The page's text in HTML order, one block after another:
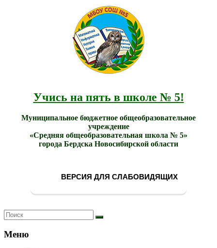
Учись на пять в школе № 5!
Муниципальное бюджетное общеобразовательное
учреждение
«Средняя общеобразовательная школа № 5»
города Бердска Новосибирской области
ВЕРСИЯ ДЛЯ СЛАБОВИДЯЩИХ
Меню